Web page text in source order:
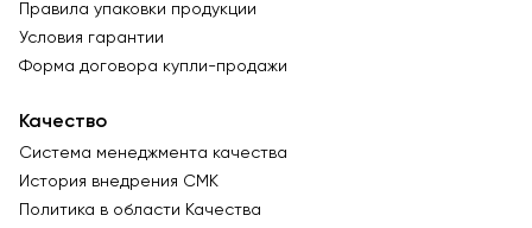
Правила упаковки продукции
Условия гарантии
Форма договора купли-продажи
Качество
Система менеджмента качества
История внедрения СМК
Политика в области Качества